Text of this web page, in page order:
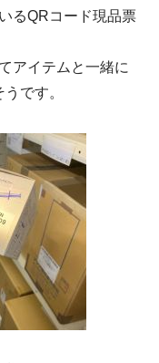
るQRコード現品票
アイテムと一緒に
です。